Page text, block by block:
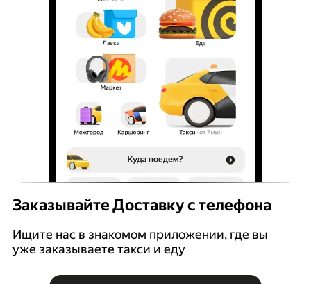
Заказывайте Доставку с телефона
Ищите нас в знакомом приложении, где вы
уже заказываете такси и еду